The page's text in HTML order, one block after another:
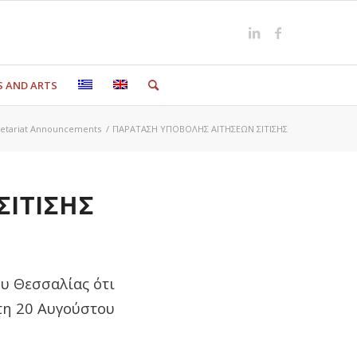
AND ARTS
Announcements / ΠΑΡΑΤΑΣΗ ΥΠΟΒΟΛΗΣ ΑΙΤΗΣΕΩΝ ΣΙΤΙΣΗΣ
Θεσσαλίας ότι
20 Αυγούστου